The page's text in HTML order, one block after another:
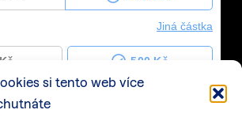
si tento web více